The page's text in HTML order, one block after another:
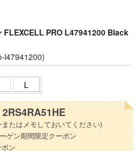
FLEXCELL PRO L47941200 Black
l47941200)
L
たはメモしておいてください)
ゲン期間限定クーポン
ン